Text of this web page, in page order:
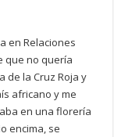
en Relaciones
que no quería
de la Cruz Roja y
africano y me
en una florería
encima, se